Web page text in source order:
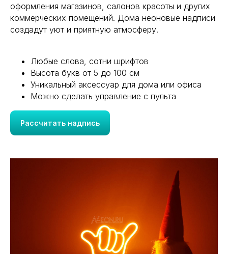
оформления магазинов, салонов красоты и других
коммерческих помещений. Дома неоновые надписи
создадут уют и приятную атмосферу.
Любые слова, сотни шрифтов
Высота букв от 5 до 100 см
Уникальный аксессуар для дома или офиса
Можно сделать управление с пульта
Рассчитать надпись